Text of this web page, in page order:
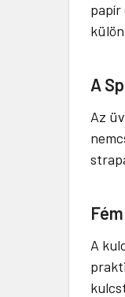
papír
A
Az
A